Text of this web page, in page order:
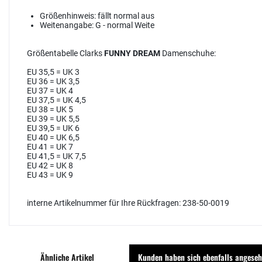
Größenhinweis:fällt normal aus
Weitenangabe:G - normal Weite
Größentabelle ClarksFUNNY DREAM Damenschuhe:
EU 35,5 = UK 3
EU 36 = UK 3,5
EU 37 = UK 4
EU 37,5 = UK 4,5
EU 38 = UK 5
EU 39 = UK 5,5
EU 39,5 = UK 6
EU 40 = UK 6,5
EU 41 = UK 7
EU 41,5 = UK 7,5
EU 42 = UK 8
EU 43 = UK 9
interne Artikelnummer für Ihre Rückfragen: 238-50-0019
Ähnliche Artikel Kunden haben sich ebenfalls